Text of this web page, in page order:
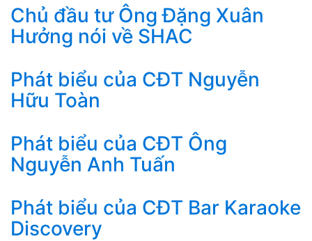
Chủ đầu tư Ông Đặng Xuân
Hưởng nói về SHAC
Phát biểu của CĐT Nguyễn
Hữu Toàn
Phát biểu của CĐT Ông
Nguyễn Anh Tuấn
Phát biểu của CĐT Bar Karaoke
Discovery